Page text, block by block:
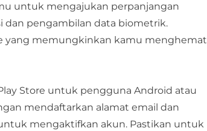
untuk mengajukan perpanjangan
dan pengambilan data biometrik.
yang memungkinkan kamu menghemat
Store untuk pengguna Android atau
mendaftarkan alamat email dan
mengaktifkan akun. Pastikan untuk